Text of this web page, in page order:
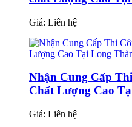
Giá: Liên hệ
Nhận Cung Cấp
Chất Lượng Cao
Giá: Liên hệ